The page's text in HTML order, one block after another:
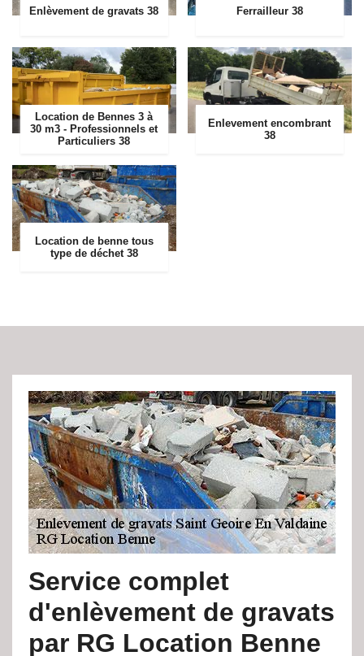
Enlèvement de gravats 38 Ferrailleur 38
Location de Bennes 3 à
30 m3 - Professionnels et
Particuliers 38
Enlevement encombrant
38
Location de benne tous
type de déchet 38
Service complet
d'enlèvement de gravats
par RG Location Benne